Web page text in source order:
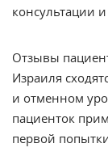
консультации
Отзывы
Израиля
и отменном
пациенток
первой